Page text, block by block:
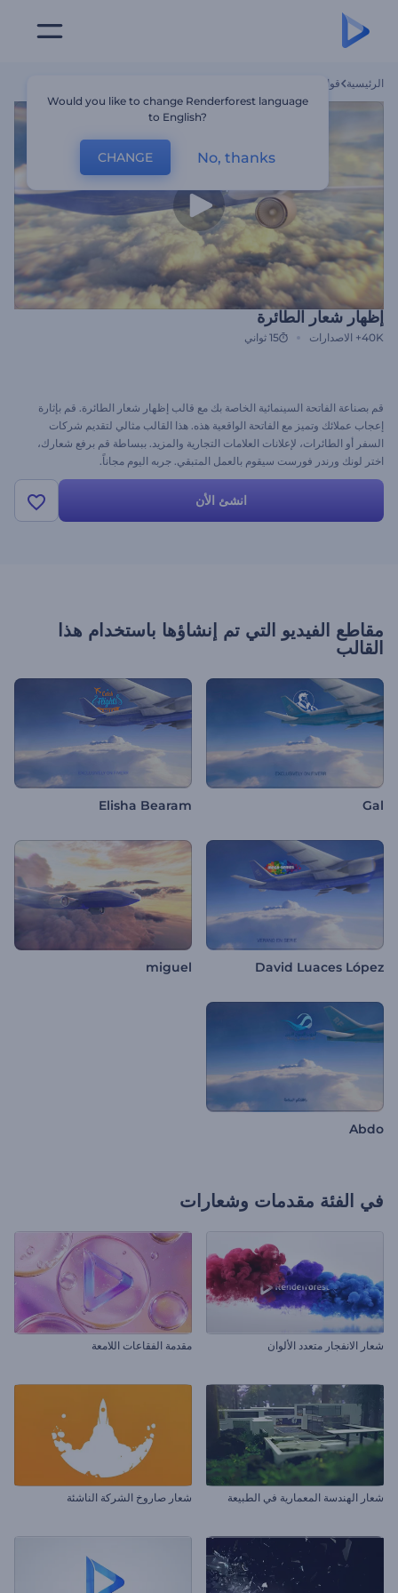
الرئيسية قوالب
إظهار شعار الطائرة
40K+ الاصدارات 15 ثواني
قم بصناعة الفاتحة السينمائية الخاصة بك مع قالب إظهار شعار الطائرة. قم بإثارة
إعجاب عملائك وتميز مع الفاتحة الواقعية هذه. هذا القالب مثالي لتقديم شركات
السفر أو الطائرات، لإعلانات العلامات التجارية والمزيد. ببساطة قم برفع شعارك،
اختر لونك ورندر فورست سيقوم بالعمل المتبقي. جربه اليوم مجاناً.
انشئ الأن
مقاطع الفيديو التي تم إنشاؤها باستخدام هذا
القالب
Gal
Elisha Bearam
David Luaces López
miguel
Abdo
في الفئة مقدمات وشعارات
شعار الانفجار متعدد الألوان مقدمة الفقاعات اللامعة
شعار الهندسة المعمارية في الطبيعة شعار صاروخ الشركة الناشئة
Would you like to change Renderforest language
to English?
CHANGE No, thanks